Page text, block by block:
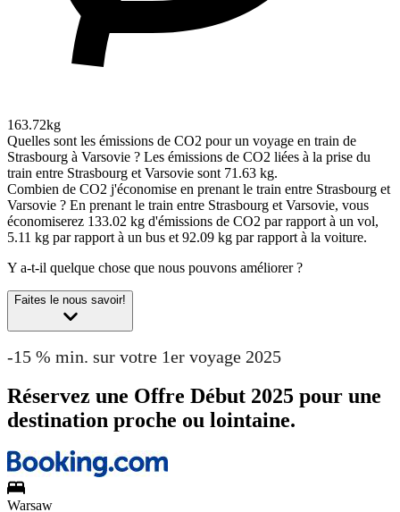
163.72kg
Quelles sont les émissions de CO2 pour un voyage en train de
Strasbourg à Varsovie ? Les émissions de CO2 liées à la prise du
train entre Strasbourg et Varsovie sont 71.63 kg.
Combien de CO2 j'économise en prenant le train entre Strasbourg et
Varsovie ? En prenant le train entre Strasbourg et Varsovie, vous
économiserez 133.02 kg d'émissions de CO2 par rapport à un vol,
5.11 kg par rapport à un bus et 92.09 kg par rapport à la voiture.
Y a-t-il quelque chose que nous pouvons améliorer ?
Faites le nous savoir!
-15 % min. sur votre 1er voyage 2025
Réservez une Offre Début 2025 pour une
destination proche ou lointaine.
Warsaw